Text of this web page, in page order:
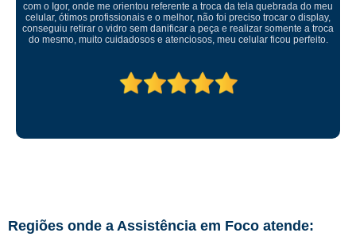
Levei meu aparelho para conserto fui muito bem atendido um ótimo
ambiente serviço rápido muito bem feito. Recomendo serviço muito bom
abraço
Regiões onde a Assistência em Foco atende: